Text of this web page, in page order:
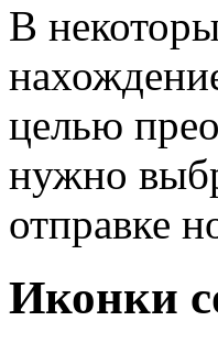
В
целью
нужно
отправке
Иконки